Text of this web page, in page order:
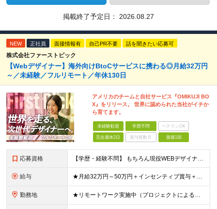
掲載終了予定日： 2026.08.27
NEW 正社員 面接情報有 自己PR不要 話を聞きたい応募可
株式会社ファーストピック
【Webデザイナー】海外向けBtoCサービスに携わる◎月給32万円
～／未経験／フルリモート／年休130日
アメリカのチームと自社サービス『OMIKUJI BO
X』をリリース。 世界に認められた当社がイチか
ら育てます。
未経験歓迎 学歴不問 ベテランOK
完全週休2日 賞与複数月 面接1回
応募資格 【学歴・経験不問】 もちろん現役WEBデザイナーも大歓迎です！ ＊未経験者大歓迎！第二新卒歓迎/最短6ヶ月の充実研修/WEB面接可能＊ 「PCを触ったことがない・・・」 「スマホしか使ったことない
給与 ★月給32万円～50万円＋インセンティブ賞与＋決算賞与★ （30時間の固定残業代、一律月54,750円を含む。超過分は支給） ※経験・スキルを考慮の上、決定 ※昇給：随時あり 【インセンティブについ
勤務地 ★リモートワーク実施中（プロジェクトによる） ※一部フルリモートあり 【本社】 東京都千代田区五番町4-8 日立五番町ビル 5F 【その他勤務先】 ・北海道札幌市中央区大通東 ・宮城県仙台市青葉区